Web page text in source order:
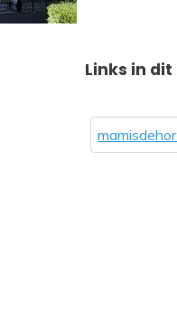
Links in